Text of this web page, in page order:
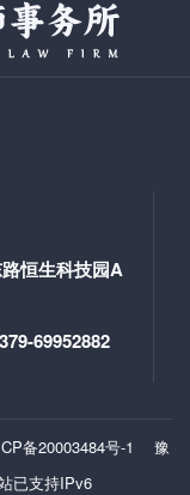
费、教育费及
靠向父母要钱
不管不顾。看
诿逃避，朱家
最初材料递交
多次主动与法
日期。 11月，
传票，导致庭
过公告送达的
当事人感受到尊
已为案件做足
恒生科技园A
69952882
备20003484号-1
豫
支持IPv6